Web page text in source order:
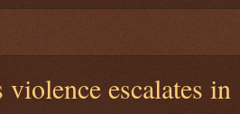
escalates in